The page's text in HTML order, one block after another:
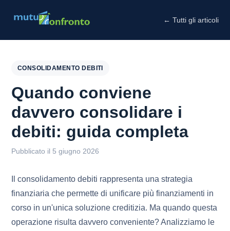
← Tutti gli articoli
CONSOLIDAMENTO DEBITI
Quando conviene
davvero consolidare i
debiti: guida completa
Pubblicato il 5 giugno 2026
Il consolidamento debiti rappresenta una strategia
finanziaria che permette di unificare più finanziamenti in
corso in un'unica soluzione creditizia. Ma quando questa
operazione risulta davvero conveniente? Analizziamo le